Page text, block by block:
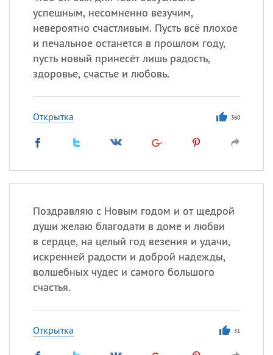
успешным, несомненно везучим,
невероятно счастливым. Пусть всё плохое
и печальное останется в прошлом году,
пусть новый принесёт лишь радость,
здоровье, счастье и любовь.
Открытка 360
Поздравляю с Новым годом и от щедрой
души желаю благодати в доме и любви
в сердце, на целый год везения и удачи,
искренней радости и доброй надежды,
волшебных чудес и самого большого
счастья.
Открытка 31